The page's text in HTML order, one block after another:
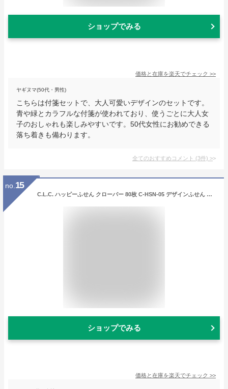
ショップでみる
価格と在庫を楽天でチェック >>
ヤギヌマ(50代・男性)
こちらは付箋セットで、大人可愛いデザインのセットです。
青や緑とカラフルな付箋が使われており、使うごとに大人女
子のおしゃれも楽しみやすいです。50代女性にお勧めできる
落ち着きも備わります。
全てのおすすめコメント (3件) >
no. 15
C.L.C. ハッピーふせん クローバー 80枚 C-HSN-05 デザインふせん ふせん インデックス メモ ノート
ショップでみる
価格と在庫を楽天でチェック >>